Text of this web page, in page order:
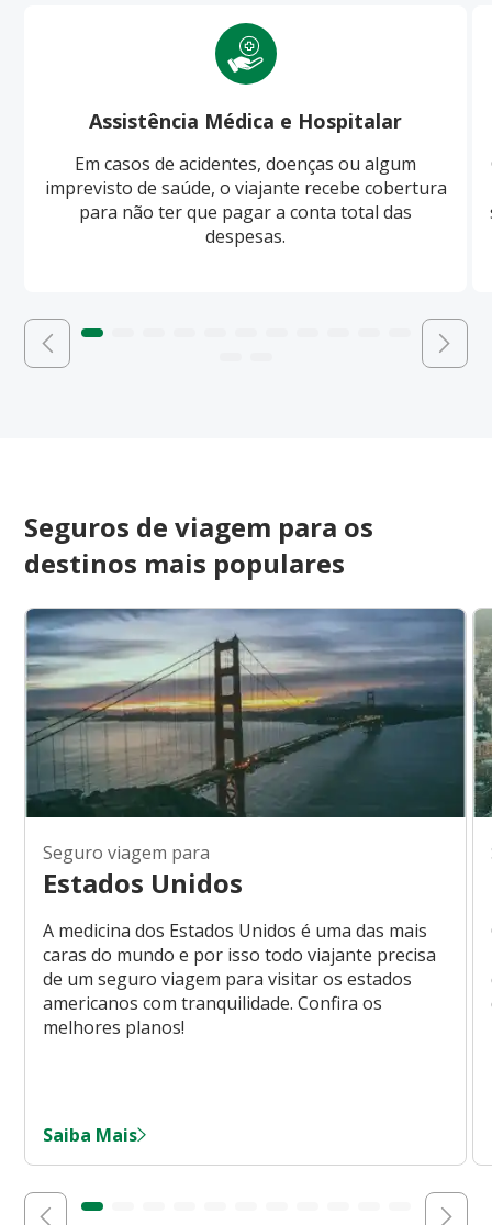
Assistência Médica e Hospitalar
Em casos de acidentes, doenças ou algum
imprevisto de saúde, o viajante recebe cobertura
para não ter que pagar a conta total das
despesas.
Seguros de viagem para os
destinos mais populares
Seguro viagem para
Estados Unidos
A medicina dos Estados Unidos é uma das mais
caras do mundo e por isso todo viajante precisa
de um seguro viagem para visitar os estados
americanos com tranquilidade. Confira os
melhores planos!
Saiba Mais